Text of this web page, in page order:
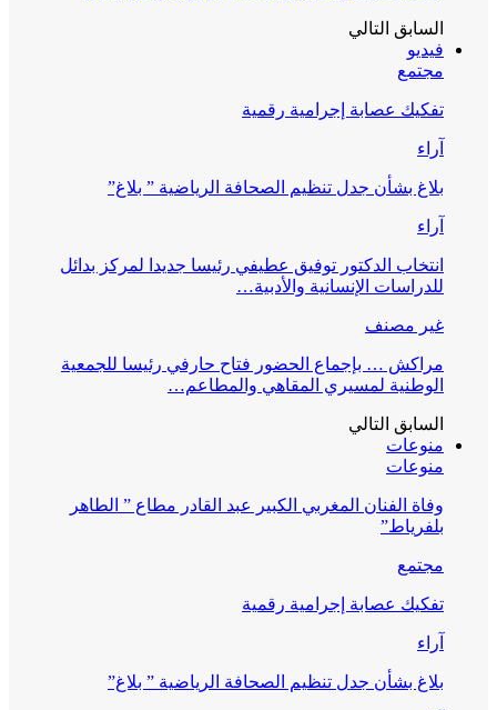
السابق التالي
فيديو
مجتمع
تفكيك عصابة إجرامية رقمية
آراء
بلاغ بشأن جدل تنظيم الصحافة الرياضية ” بلاغ”
آراء
انتخاب الدكتور توفيق عطيفي رئيسا جديدا لمركز بدائل
للدراسات الإنسانية والأدبية…
غير مصنف
مراكش … بإجماع الحضور فتاح حارفي رئيسا للجمعية
الوطنية لمسيري المقاهي والمطاعم…
السابق التالي
منوعات
منوعات
وفاة الفنان المغربي الكبير عبد القادر مطاع ” الطاهر
بلفرياط”
مجتمع
تفكيك عصابة إجرامية رقمية
آراء
بلاغ بشأن جدل تنظيم الصحافة الرياضية ” بلاغ”